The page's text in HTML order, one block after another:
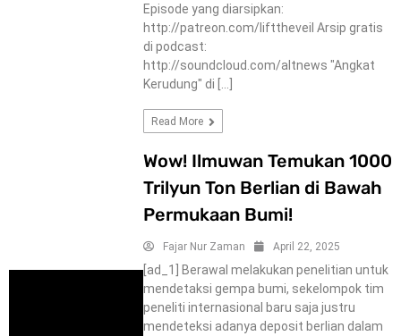
Episode yang diarsipkan:
http://patreon.com/lifttheveil Arsip gratis
di podcast:
http://soundcloud.com/altnews "Angkat
Kerudung" di […]
Read More
Wow! Ilmuwan Temukan 1000
Trilyun Ton Berlian di Bawah
Permukaan Bumi!
Fajar Nur Zaman April 22, 2025
[ad_1] Berawal melakukan penelitian untuk
mendetaksi gempa bumi, sekelompok tim
peneliti internasional baru saja justru
mendeteksi adanya deposit berlian dalam